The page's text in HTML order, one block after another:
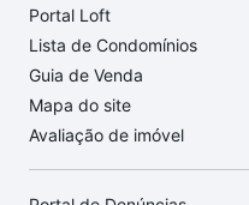
Portal Loft
Lista de Condomínios
Guia de Venda
Mapa do site
Avaliação de imóvel